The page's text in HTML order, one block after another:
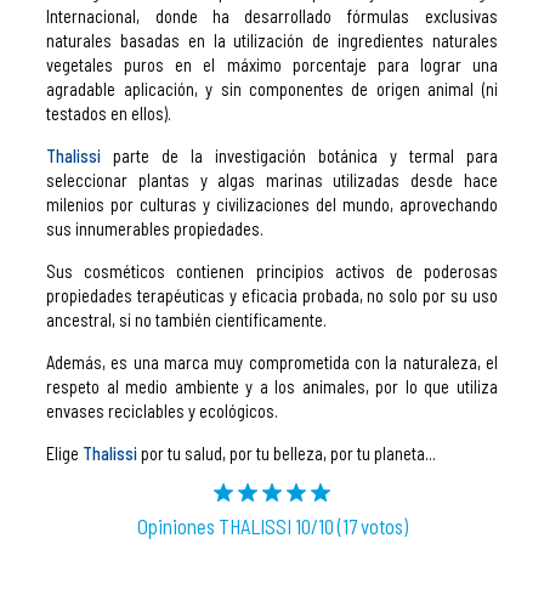
Internacional, donde ha desarrollado fórmulas exclusivas
naturales basadas en la utilización de ingredientes naturales
vegetales puros en el máximo porcentaje para lograr una
agradable aplicación, y sin componentes de origen animal (ni
testados en ellos).
Thalissi parte de la investigación botánica y termal para
seleccionar plantas y algas marinas utilizadas desde hace
milenios por culturas y civilizaciones del mundo, aprovechando
sus innumerables propiedades.
Sus cosméticos contienen principios activos de poderosas
propiedades terapéuticas y eficacia probada, no solo por su uso
ancestral, si no también científicamente.
Además, es una marca muy comprometida con la naturaleza, el
respeto al medio ambiente y a los animales, por lo que utiliza
envases reciclables y ecológicos.
Elige Thalissipor tu salud, por tu belleza, por tu planeta...
Opiniones THALISSI 10/10 (17 votos)